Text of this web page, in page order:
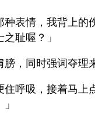
种表情，我背上的
耻喔？」
，同时强词夺理
呼吸，接着马上